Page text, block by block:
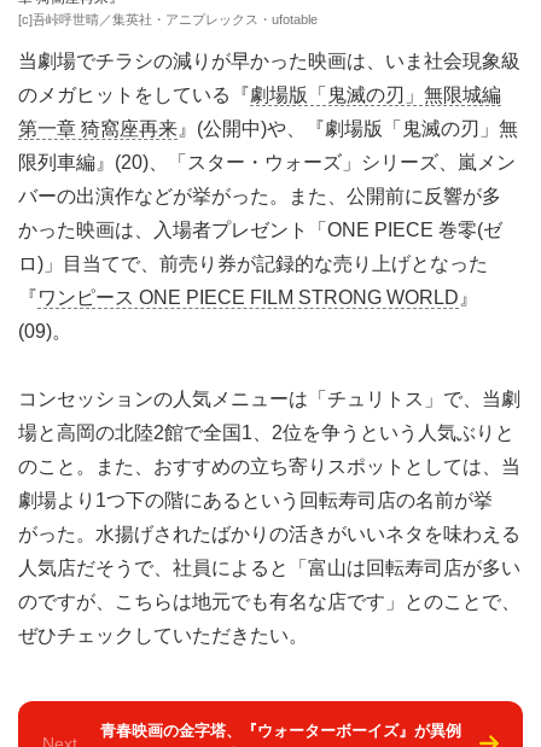
[c]吾峠呼世晴／集英社・アニプレックス・ufotable
当劇場でチラシの減りが早かった映画は、いま社会現象級
のメガヒットをしている『劇場版「鬼滅の刃」無限城編
第一章 猗窩座再来 』(公開中)や、『劇場版「鬼滅の刃」無
限列車編』(20)、「スター・ウォーズ」シリーズ、嵐メン
バーの出演作などが挙がった。また、公開前に反響が多
かった映画は、入場者プレゼント「ONE PIECE 巻零(ゼ
ロ)」目当てで、前売り券が記録的な売り上げとなった
『ワンピース ONE PIECE FILM STRONG WORLD 』
(09)。
コンセッションの人気メニューは「チュリトス」で、当劇
場と高岡の北陸2館で全国1、2位を争うという人気ぶりと
のこと。また、おすすめの立ち寄りスポットとしては、当
劇場より1つ下の階にあるという回転寿司店の名前が挙
がった。水揚げされたばかりの活きがいいネタを味わえる
人気店だそうで、社員によると「富山は回転寿司店が多い
のですが、こちらは地元でも有名な店です」とのことで、
ぜひチェックしていただきたい。
Next
青春映画の金字塔、『ウォーターボーイズ』が異例